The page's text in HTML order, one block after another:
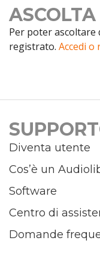
Per poter ascoltare
registrato. Accedi o
Diventa utente
Cos’è un
Software
Centro di
Domande